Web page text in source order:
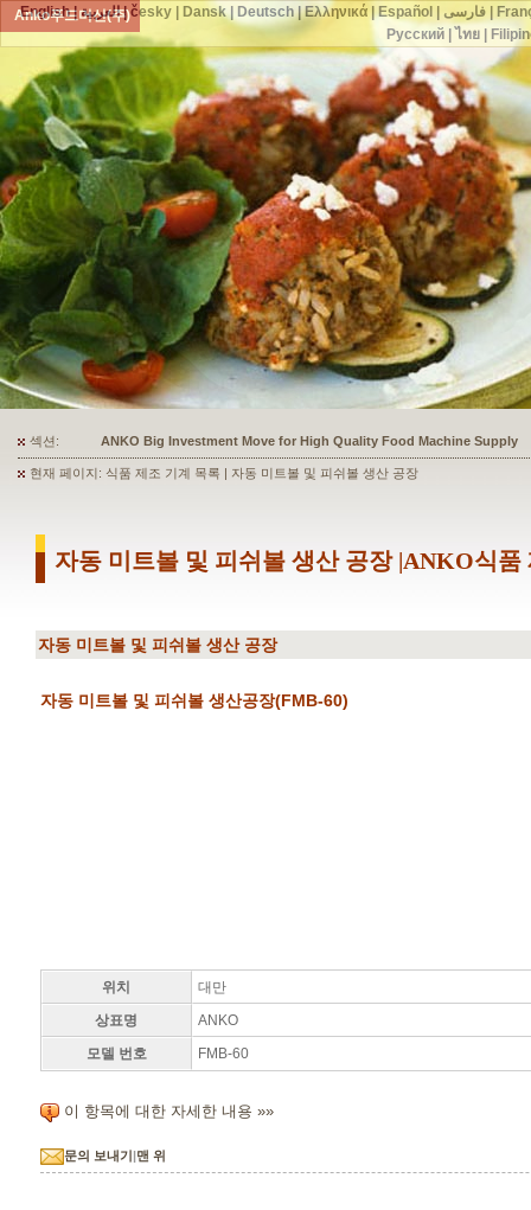
Anko푸드머신(주)
섹션: ANKO's Food Processing Equipment Assists a Shoe Seller to Start
현재 페이지: 식품 제조 기계 목록 | 자동 미트볼 및 피쉬볼 생산 공장
자동 미트볼 및 피쉬볼 생산 공장 |ANKO식품
자동 미트볼 및 피쉬볼 생산 공장
자동 미트볼 및 피쉬볼 생산공장(FMB-60)
위치
대만
상표명
ANKO
모델 번호
FMB-60
이 항목에 대한 자세한 내용 »»
문의 보내기|맨 위
English|العربية|česky| Dansk| Deutsch|Ελληνικά|Español فارسی|
Русский| ไทย|